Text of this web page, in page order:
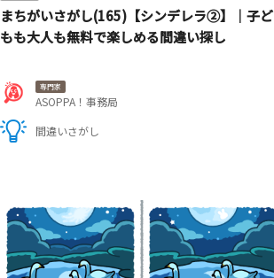
まちがいさがし(165)【シンデレラ②】｜子ど
もも大人も無料で楽しめる間違い探し
専門家
ASOPPA！事務局
間違いさがし